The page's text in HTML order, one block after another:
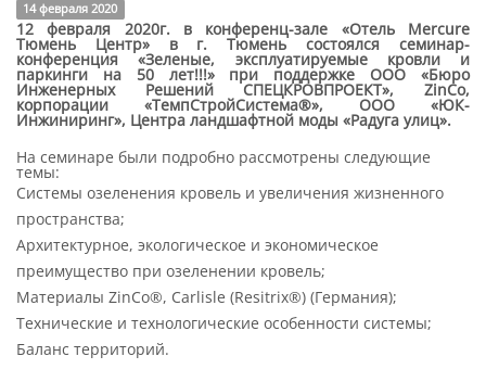
14 февраля 2020
12 февраля 2020г. в конференц-зале «Отель Mercure
Тюмень Центр» в г. Тюмень состоялся семинар-
конференция «Зеленые, эксплуатируемые кровли и
паркинги на 50 лет!!!» при поддержке ООО «Бюро
Инженерных Решений СПЕЦКРОВПРОЕКТ», ZinCo,
корпорации «ТемпСтройСистема®», ООО «ЮК-
Инжиниринг», Центра ландшафтной моды «Радуга улиц».
На семинаре были подробно рассмотрены следующие
темы:
Системы озеленения кровель и увеличения жизненного
пространства;
Архитектурное, экологическое и экономическое
преимущество при озеленении кровель;
Материалы ZinCo®, Carlisle (Resitrix®) (Германия);
Технические и технологические особенности системы;
Баланс территорий.